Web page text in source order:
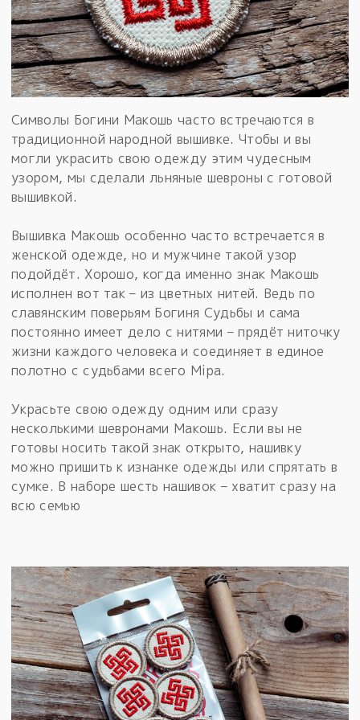
Символы Богини Макошь часто встречаются в
традиционной народной вышивке. Чтобы и вы
могли украсить свою одежду этим чудесным
узором, мы сделали льняные шевроны с готовой
вышивкой.
Вышивка Макошь особенно часто встречается в
женской одежде, но и мужчине такой узор
подойдёт. Хорошо, когда именно знак Макошь
исполнен вот так – из цветных нитей. Ведь по
славянским поверьям Богиня Судьбы и сама
постоянно имеет дело с нитями – прядёт ниточку
жизни каждого человека и соединяет в единое
полотно с судьбами всего Мiра.
Украсьте свою одежду одним или сразу
несколькими шевронами Макошь. Если вы не
готовы носить такой знак открыто, нашивку
можно пришить к изнанке одежды или спрятать в
сумке. В наборе шесть нашивок – хватит сразу на
всю семью